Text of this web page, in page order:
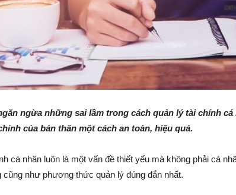
ngừa những sai lầm trong cách quản lý tài chính
của bản thân một cách an toàn, hiệu quả.
cá nhân luôn là một vấn đề thiết yếu mà không phải cá
cũng như phương thức quản lý đúng đắn nhất.